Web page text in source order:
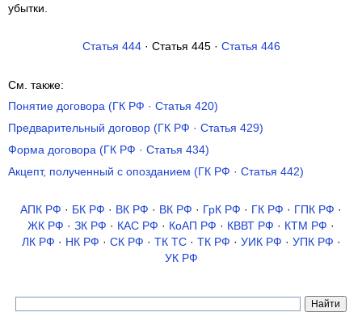
убытки.
Статья 444· Статья 445 · Статья 446
См. также:
Понятие договора (ГК РФ · Статья 420)
Предварительный договор (ГК РФ · Статья 429)
Форма договора (ГК РФ · Статья 434)
Акцепт, полученный с опозданием (ГК РФ · Статья 442)
АПК РФ · БК РФ · ВК РФ · ВК РФ · ГрК РФ · ГК РФ · ГПК РФ ·
ЖК РФ · ЗК РФ · КАС РФ · КоАП РФ · КВВТ РФ · КТМ РФ ·
ЛК РФ · НК РФ · СК РФ · ТК TC· ТК РФ · УИК РФ · УПК РФ ·
УК РФ